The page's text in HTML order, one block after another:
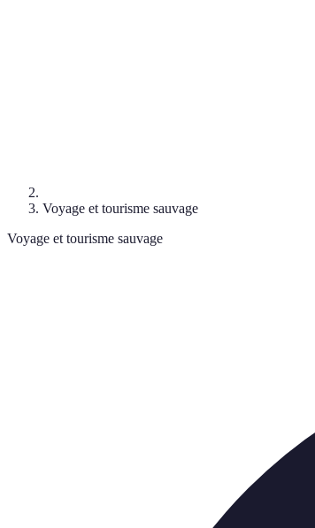
Voyage et tourisme sauvage
Voyage et tourisme sauvage